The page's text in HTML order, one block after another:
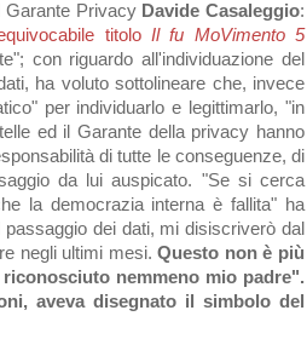
Garante Privacy Davide Casaleggio:
titolo Il fu MoVimento 5
con riguardo all'individuazione del
ha voluto sottolineare che, invece
per individuarlo e legittimarlo, "in
ed il Garante della privacy hanno
di tutte le conseguenze, di
da lui auspicato. "Se si cerca
la democrazia interna è fallita" ha
dei dati, mi disiscriverò dal
negli ultimi mesi.Questo non è più
nemmeno mio padre".
aveva disegnato il simbolo del